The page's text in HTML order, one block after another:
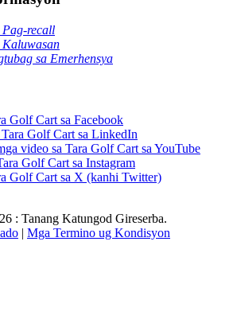
Pag-recall
Kaluwasan
sa Emerhensya
: Tanang Katungod Gireserba.
| Mga Termino ug Kondisyon